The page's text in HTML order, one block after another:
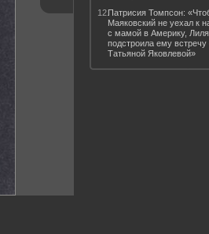
12.Патрисия Томпсон:
Маяковский не уехал к
с мамой в Америку, Лиля
подстроила ему встречу
Татьяной Яковлевой»